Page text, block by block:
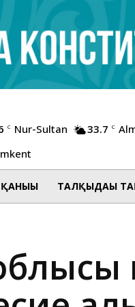
C Nur-Sultan 33.7 C
ТАЛҚЫДАҒЫ